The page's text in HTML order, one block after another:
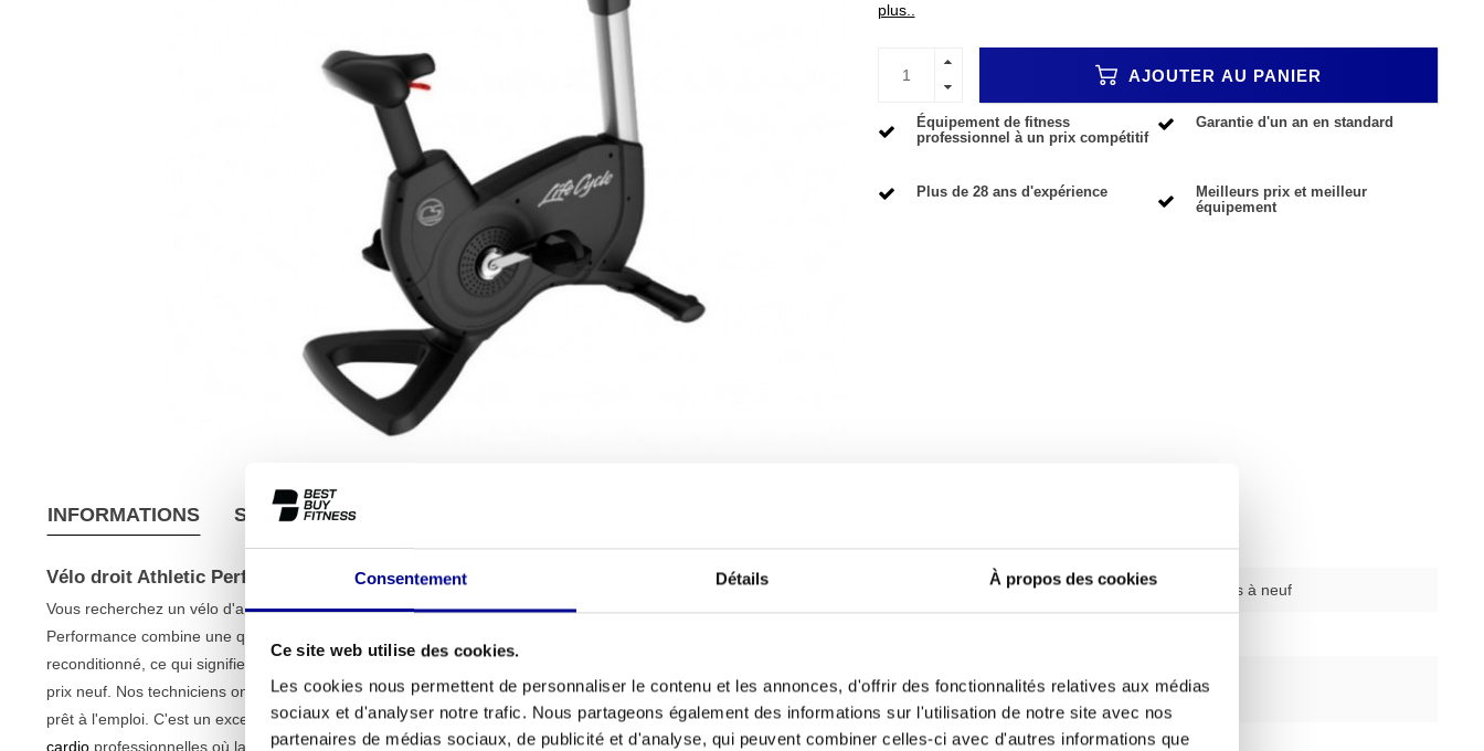
Consentement Détails À propos des cookies
Ce site web utilise des cookies.
Les cookies nous permettent de personnaliser le contenu et les annonces, d'offrir des fonctionnalités relatives aux médias
sociaux et d'analyser notre trafic. Nous partageons également des informations sur l'utilisation de notre site avec nos
partenaires de médias sociaux, de publicité et d'analyse, qui peuvent combiner celles-ci avec d'autres informations que
plus..
AJOUTER AU PANIER
Équipement de fitness
professionnel à un prix compétitif
Garantie d'un an en standard
Plus de 28 ans d'expérience
Meilleurs prix et meilleur
équipement
INFORMATIONS SPÉCIFICATIONS
Vélo droit Athletic Performance
Vous recherchez un vélo d'appartement fiable et polyvalent, adapté à un usage intensif ? Le vélo droit Athletic
Performance combine une qualité professionnelle avec un prix juste. Ce modèle est un appareil entièrement
reconditionné, ce qui signifie que vous obtenez la durabilité d'un équipement haut de gamme pour une fraction du
prix neuf. Nos techniciens ont soigneusement vérifié et testé ce vélo d'appartement, afin qu'il soit parfaitement
prêt à l'emploi. C'est un excellent choix pour votre salle de sport à domicile, mais aussi pour lesinstallations
cardio professionnelles où la qualité et la fiabilité sont primordiales. La construction solide d'Athletic Performance
Condition physique d'occasion remis à neuf
Nombre de niveaux
Ceinture thoracique
oui